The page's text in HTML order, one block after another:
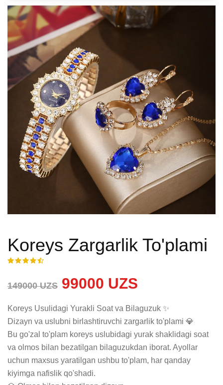
Koreys Zargarlik To'plami
149000 UZS 99000 UZS
Koreys Usulidagi Yurakli Soat va Bilaguzuk ✨
Dizayn va uslubni birlashtiruvchi zargarlik to'plami 💎
Bu go'zal to'plam koreys uslubidagi yurak shaklidagi soat
va olmos bilan bezatilgan bilaguzukdan iborat. Ayollar
uchun maxsus yaratilgan ushbu to'plam, har qanday
kiyimga nafislik qo'shadi.